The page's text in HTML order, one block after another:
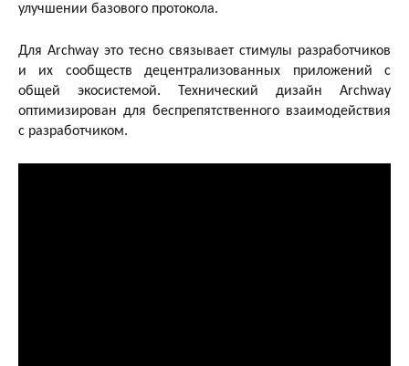
улучшении базового протокола.
Для Archway это тесно связывает стимулы разработчиков
и их сообществ децентрализованных приложений с
общей экосистемой. Технический дизайн Archway
оптимизирован для беспрепятственного взаимодействия
с разработчиком.